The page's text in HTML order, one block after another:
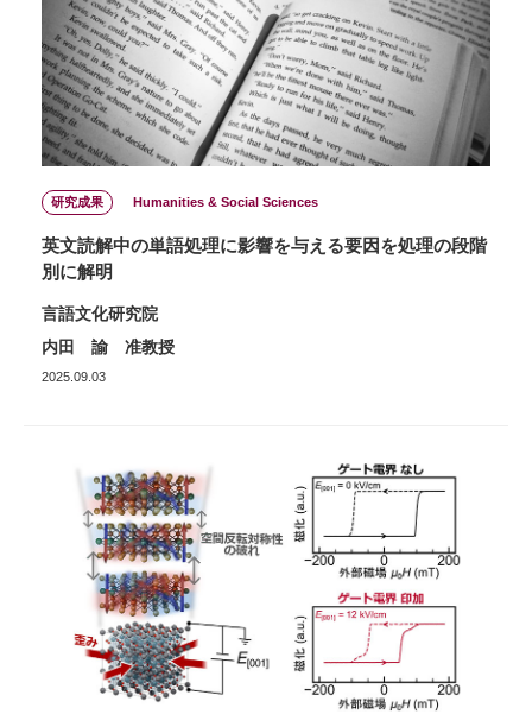
研究成果 Humanities & Social Sciences
英文読解中の単語処理に影響を与える要因を処理の段階
別に解明
言語文化研究院
内田 諭 准教授
2025.09.03